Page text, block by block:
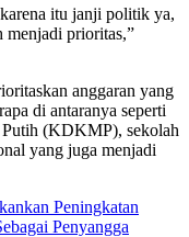
itu janji politik ya,
menjadi prioritas,”
anggaran yang
di antaranya seperti
(KDKMP), sekolah
yang juga menjadi
Peningkatan
Penyangga